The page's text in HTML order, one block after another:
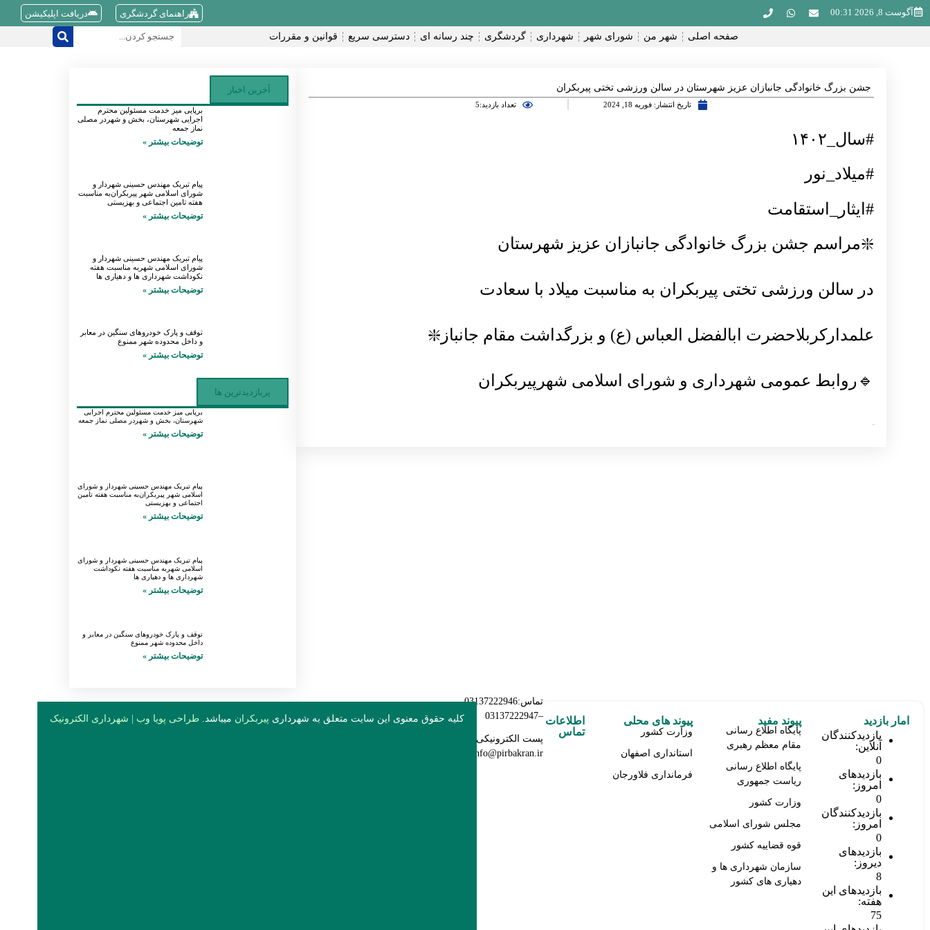
آگوست 8, 2026 00:31 راهنمای گردشگری دریافت اپلیکیشن
صفحه اصلی شهر من شورای شهر شهرداری گردشگری چند رسانه ای دسترسی سریع قوانین و مقررات
جشن بزرگ خانوادگی جانبازان عزیز شهرستان در سالن ورزشی تختی پیربکران
تاریخ انتشار: فوریه 18, 2024 تعداد بازدید:5
#سال_۱۴۰۲
#میلاد_نور
#ایثار_استقامت
❇️مراسم جشن بزرگ خانوادگی جانبازان عزیز شهرستان
در سالن ورزشی تختی پیربکران به مناسبت میلاد با سعادت
علمدارکربلاحضرت ابالفضل العباس (ع) و بزرگداشت مقام جانباز❇️
🔹روابط عمومی شهرداری و شورای اسلامی شهرپیربکران
آخرین اخبار
برپایی میز خدمت مسئولین محترم
اجرایی شهرستان، بخش و شهردر مصلی
نماز جمعه
توضیحات بیشتر »
پیام تبریک مهندس حسینی شهردار و
شورای اسلامی شهر پیربکران‌به مناسبت
هفته تامین اجتماعی و بهزیستی
توضیحات بیشتر »
پیام تبریک مهندس حسینی شهردار و
شورای اسلامی شهربه مناسبت هفته
نکوداشت شهرداری ها و دهیاری ها
توضیحات بیشتر »
توقف و پارک خودروهای سنگین در معابر
و داخل محدوده شهر ممنوع
توضیحات بیشتر »
پربازدیدترین ها
برپایی میز خدمت مسئولین محترم اجرایی
شهرستان، بخش و شهردر مصلی نماز جمعه
توضیحات بیشتر »
پیام تبریک مهندس حسینی شهردار و شورای
اسلامی شهر پیربکران‌به مناسبت هفته تامین
اجتماعی و بهزیستی
توضیحات بیشتر »
پیام تبریک مهندس حسینی شهردار و شورای
اسلامی شهربه مناسبت هفته نکوداشت
شهرداری ها و دهیاری ها
توضیحات بیشتر »
توقف و پارک خودروهای سنگین در معابر و
داخل محدوده شهر ممنوع
توضیحات بیشتر »
امار بازدید
بازدیدکنندگان
آنلاین:
0
بازدیدهای
امروز:
0
بازدیدکنندگان
امروز:
0
بازدیدهای
دیروز:
8
بازدیدهای این
هفته:
75
پیوند مفید
پایگاه اطلاع رسانی
مقام معظم رهبری
پایگاه اطلاع رسانی
ریاست جمهوری
وزارت کشور
مجلس شورای اسلامی
قوه قضاییه کشور
سازمان شهرداری ها و
دهیاری های کشور
پیوند های محلی
وزارت کشور
استانداری اصفهان
فرمانداری فلاورجان
اطلاعات
تماس
تماس:03137222946
–03137222947
پست الکترونیکی:
info@pirbakran.ir
کلیه حقوق معنوی این سایت متعلق به شهرداری پیربکران میباشد.طراحی پویا وب شهرداری الکترونیک